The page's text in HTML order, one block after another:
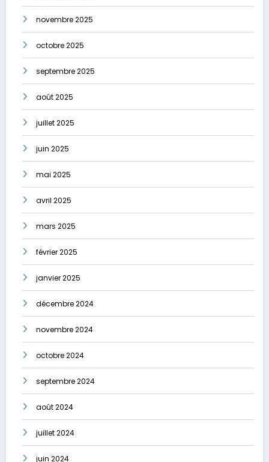
novembre 2025
octobre 2025
septembre 2025
août 2025
juillet 2025
juin 2025
mai 2025
avril 2025
mars 2025
février 2025
janvier 2025
décembre 2024
novembre 2024
octobre 2024
septembre 2024
août 2024
juillet 2024
juin 2024